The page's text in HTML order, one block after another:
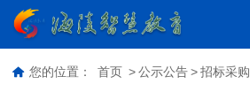
您的位置： 首页 > 公示公告 > 招标采购